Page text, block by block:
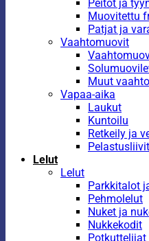
Peitot ja
Muovitettu
Patjat ja
Vaahtomuovit
Muut
Vapaa-aika
Laukut
Kuntoilu
Retkeily ja
Pelastusliivit
Lelut
Lelut
Parkkitalot
Pehmolelut
Nuket ja
Nukkekodit
Potkuttelijat